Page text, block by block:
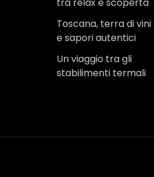
tra relax e scoperta
Toscana, terra di vini
e sapori autentici
Un viaggio tra gli
stabilimenti termali